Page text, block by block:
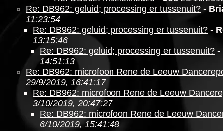
Re: DB962: geluid; processing er tussenuit? -
11:23:54
Re: DB962: geluid; processing er tussenuit? -
13:15:46
Re: DB962: geluid; processing er tussenuit? -
14:51:13
Re: DB962: microfoon Rene de Leeuw
29/9/2019, 16:41:17
Re: DB962: microfoon Rene de Leeuw
3/10/2019, 20:47:27
Re: DB962: microfoon Rene de Leeuw
6/10/2019, 15:41:48